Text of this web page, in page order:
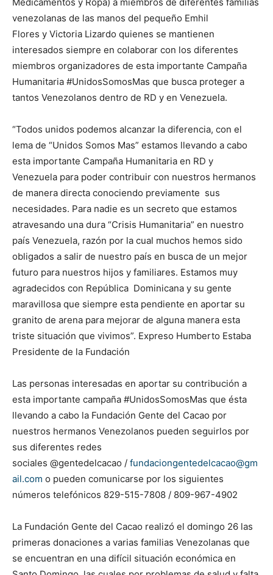
venezolanas de las manos del pequeño Emhil
Flores y Victoria Lizardo quienes se mantienen
interesados siempre en colaborar con los diferentes
miembros organizadores de esta importante Campaña
Humanitaria #UnidosSomosMas que busca proteger a
tantos Venezolanos dentro de RD y en Venezuela.
“Todos unidos podemos alcanzar la diferencia, con el
lema de “Unidos Somos Mas” estamos llevando a cabo
esta importante Campaña Humanitaria en RD y
Venezuela para poder contribuir con nuestros hermanos
de manera directa conociendo previamente sus
necesidades. Para nadie es un secreto que estamos
atravesando una dura “Crisis Humanitaria” en nuestro
país Venezuela, razón por la cual muchos hemos sido
obligados a salir de nuestro país en busca de un mejor
futuro para nuestros hijos y familiares. Estamos muy
agradecidos con República Dominicana y su gente
maravillosa que siempre esta pendiente en aportar su
granito de arena para mejorar de alguna manera esta
triste situación que vivimos”. Expreso Humberto Estaba
Presidente de la Fundación
Las personas interesadas en aportar su contribución a
esta importante campaña #UnidosSomosMas que ésta
llevando a cabo la Fundación Gente del Cacao por
nuestros hermanos Venezolanos pueden seguirlos por
sus diferentes redes
sociales @gentedelcacao / fundaciongentedelcacao@gm
ail.com o pueden comunicarse por los siguientes
números telefónicos 829-515-7808 / 809-967-4902
La Fundación Gente del Cacao realizó el domingo 26 las
primeras donaciones a varias familias Venezolanas que
se encuentran en una difícil situación económica en